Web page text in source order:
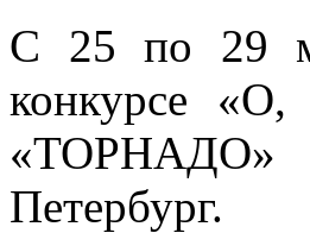
С 25 по 29
конкурсе
«ТОРНАДО»
Петербург.